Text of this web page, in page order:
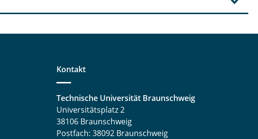
Kontakt
Technische Universität Braunschweig
Universitätsplatz 2
38106 Braunschweig
Postfach: 38092 Braunschweig